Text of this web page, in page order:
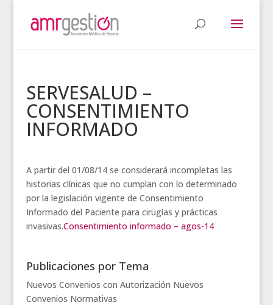
SERVESALUD –
CONSENTIMIENTO
INFORMADO
A partir del 01/08/14 se considerará incompletas las
historias clínicas que no cumplan con lo determinado
por la legislación vigente de Consentimiento
Informado del Paciente para cirugías y prácticas
invasivas.Consentimiento informado – agos-14
Publicaciones por Tema
Nuevos Convenios con Autorización Nuevos
Convenios Normativas